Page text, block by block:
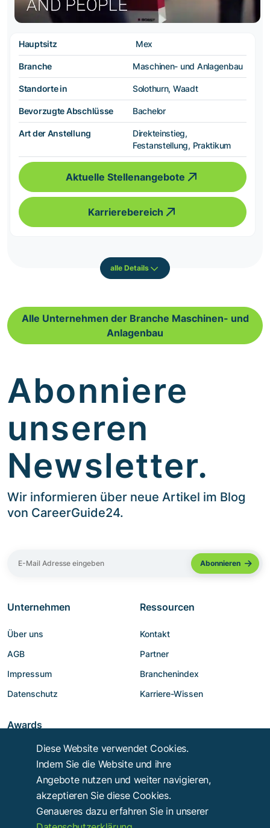
Hauptsitz Mex
Branche Maschinen- und Anlagenbau
Standorte in Solothurn, Waadt
Bevorzugte Abschlüsse Bachelor
Art der Anstellung
Direkteinstieg,
Festanstellung, Praktikum
Aktuelle Stellenangebote
Karrierebereich
alle Details
Alle Unternehmen der Branche Maschinen- und
Anlagenbau
Abonniere
unseren
Newsletter.
Wir informieren über neue Artikel im Blog
von CareerGuide24.
Unternehmen
Über uns
AGB
Impressum
Datenschutz
Ressourcen
Kontakt
Partner
Branchenindex
Karriere-Wissen
Awards
Diese Website verwendet Cookies.
Indem Sie die Website und ihre
Angebote nutzen und weiter navigieren,
akzeptieren Sie diese Cookies.
Genaueres dazu erfahren Sie in unserer